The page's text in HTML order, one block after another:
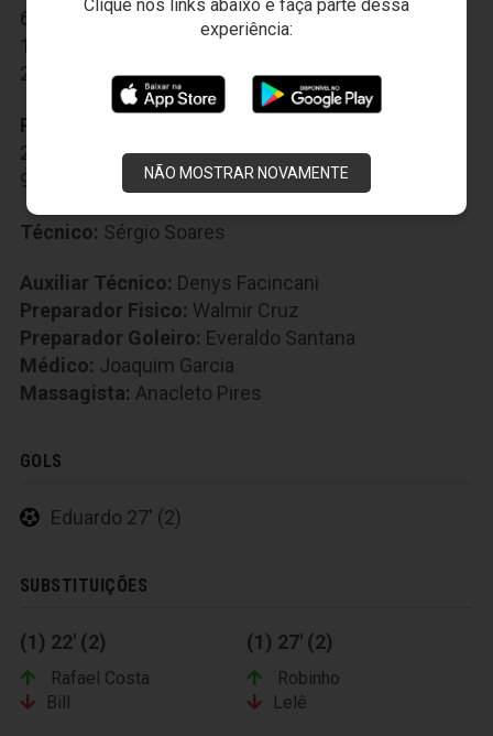
Clique nos links abaixo e faça parte dessa
experiência:
NÃO MOSTRAR NOVAMENTE
6-Eduardo,8-Richardson,10-Felipe Silva,
14-Ewerton Páscoa
16-Felipe Menezes
27-Wescley,90-Lelê
Reservas:
20-Ricardinho,32-Lauro,33-Sandro,37-Raul
96-Lucas Silva
Técnico: Sérgio Soares
Auxiliar Técnico: Denys Facincani
Preparador Fisico: Walmir Cruz
Preparador Goleiro: Everaldo Santana
Médico: Joaquim Garcia
Massagista: Anacleto Pires
GOLS
Eduardo 27' (2)
SUBSTITUIÇÕES
(1) 22' (2)
Rafael Costa
Bill
(1) 27' (2)
Robinho
Lelê